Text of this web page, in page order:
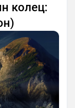
колец: